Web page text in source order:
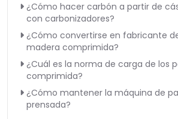
¿Cómo hacer carbón a partir de
con carbonizadores?
¿Cómo convertirse en fabricante
madera comprimida?
¿Cuál es la norma de carga de los
comprimida?
¿Cómo mantener la máquina de
prensada?